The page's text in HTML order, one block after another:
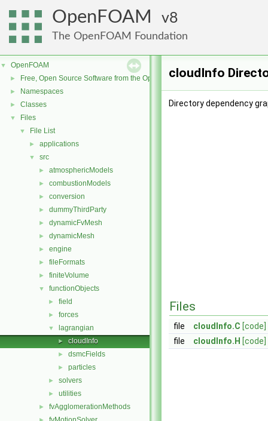
OpenFOAM 8
The OpenFOAM Foundation
▼ OpenFOAM
► Free, Open Source Software from the OpenFOAM Foundation
► Namespaces
► Classes
▼ Files
▼ File List
► applications
▼ src
► atmosphericModels
► combustionModels
► conversion
► dummyThirdParty
► dynamicFvMesh
► dynamicMesh
► engine
► fileFormats
► finiteVolume
▼ functionObjects
► field
► forces
▼ lagrangian
► cloudInfo
► dsmcFields
► particles
► solvers
► utilities
► fvAgglomerationMethods
cloudInfo
Directory dependency
Files
file cloudInfo.C [code]
file
cloudInfo.H [code]